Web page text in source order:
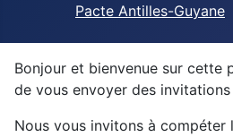
Pacte Antilles-Guyane
Bonjour et bienvenue sur cette
de vous envoyer des
Nous vous invitons à